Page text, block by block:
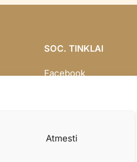
Atmesti
SOC. TINKLAI
Facebook